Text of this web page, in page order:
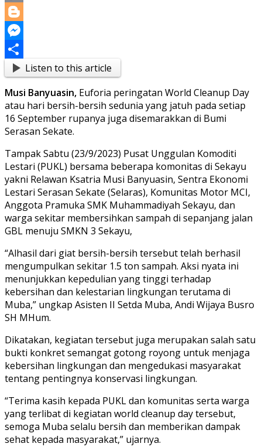
Copy
Link
Blogger
Messenger
ShareListen to this article
Musi Banyuasin, Euforia peringatan World Cleanup Day
atau hari bersih-bersih sedunia yang jatuh pada setiap
16 September rupanya juga disemarakkan di Bumi
Serasan Sekate.
Tampak Sabtu (23/9/2023) Pusat Unggulan Komoditi
Lestari (PUKL) bersama beberapa komonitas di Sekayu
yakni Relawan Ksatria Musi Banyuasin, Sentra Ekonomi
Lestari Serasan Sekate (Selaras), Komunitas Motor MCI,
Anggota Pramuka SMK Muhammadiyah Sekayu, dan
warga sekitar membersihkan sampah di sepanjang jalan
GBL menuju SMKN 3 Sekayu,
“Alhasil dari giat bersih-bersih tersebut telah berhasil
mengumpulkan sekitar 1.5 ton sampah. Aksi nyata ini
menunjukkan kepedulian yang tinggi terhadap
kebersihan dan kelestarian lingkungan terutama di
Muba,” ungkap Asisten II Setda Muba, Andi Wijaya Busro
SH MHum.
Dikatakan, kegiatan tersebut juga merupakan salah satu
bukti konkret semangat gotong royong untuk menjaga
kebersihan lingkungan dan mengedukasi masyarakat
tentang pentingnya konservasi lingkungan.
“Terima kasih kepada PUKL dan komunitas serta warga
yang terlibat di kegiatan world cleanup day tersebut,
semoga Muba selalu bersih dan memberikan dampak
sehat kepada masyarakat,” ujarnya.